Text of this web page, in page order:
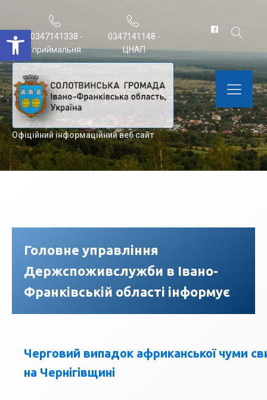
Відкрити Панель інструментів
0347141338 -
приймальня
0347141148 -
ЦНАП
Офіційний інформаційний веб сайт
Головне управління
Держспоживслужби в Івано-
Франківській області інформує
Черговий випадок африканської чуми
на Чернігівщині